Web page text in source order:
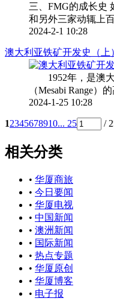
三、FMG的成长史
和另外三家动辄上
2024-2-1 10:28
澳大利亚铁矿开发史（上
1952年，是澳大
（Mesabi Range）
2024-1-25 10:28
12345678910... 25 /
相关分类
• 华厦商旅
• 今日要闻
• 华厦电视
• 中国新闻
• 澳洲新闻
• 国际新闻
• 热点专题
• 华厦原创
• 华厦博客
• 电子报